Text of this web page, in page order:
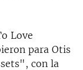
Love
para Otis
con la